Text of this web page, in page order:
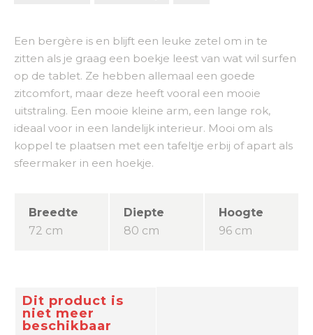
Een bergère is en blijft een leuke zetel om in te
zitten als je graag een boekje leest van wat wil surfen
op de tablet. Ze hebben allemaal een goede
zitcomfort, maar deze heeft vooral een mooie
uitstraling. Een mooie kleine arm, een lange rok,
ideaal voor in een landelijk interieur. Mooi om als
koppel te plaatsen met een tafeltje erbij of apart als
sfeermaker in een hoekje.
Breedte
72 cm
Diepte
80 cm
Hoogte
96 cm
Dit product is
niet meer
beschikbaar